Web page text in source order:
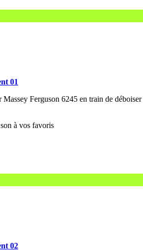
01
Ferguson 6245 en train de
02